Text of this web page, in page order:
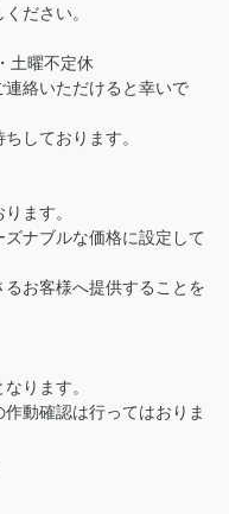
ださい。
土曜不定休
絡いただけると幸いで
しております。
ます。
ナブルな価格に設定して
お客様へ提供することを
ります。
動確認は行ってはおりま